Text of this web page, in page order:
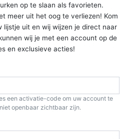
op te slaan als favorieten.
meer uit het oog te verliezen! Kom
lijstje uit en wij wijzen je direct naar
wij je met een account op de
en exclusieve acties!
een activatie-code om uw account te
openbaar zichtbaar zijn.